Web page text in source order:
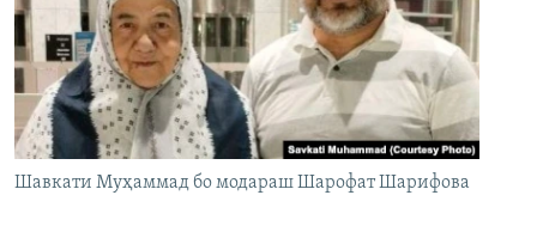
Шавкати Муҳаммад бо модараш Шарофат Шарифова